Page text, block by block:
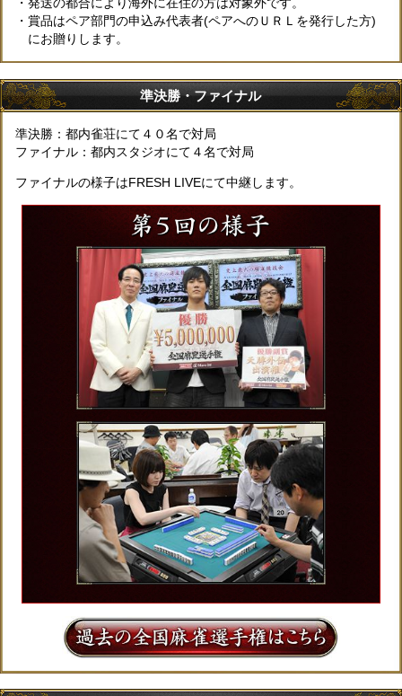
・発送の都合により海外に在住の方は対象外です。
・賞品はペア部門の申込み代表者(ペアへのＵＲＬを発行した方)
にお贈りします。
準決勝・ファイナル
準決勝：都内雀荘にて４０名で対局
ファイナル：都内スタジオにて４名で対局
ファイナルの様子はFRESH LIVEにて中継します。